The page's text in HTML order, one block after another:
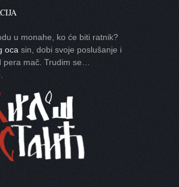
u monahe, ko će biti ratnik?
oca sin, dobi svoje poslušanje i
pera mač. Trudim se…